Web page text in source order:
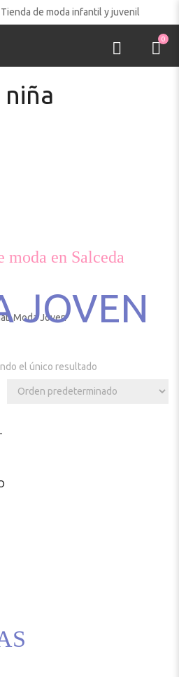
0
moda en Salceda
JOVEN
el único resultado